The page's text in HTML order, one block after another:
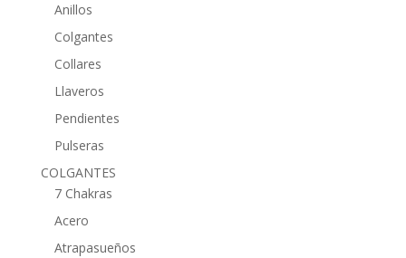
Anillos
Colgantes
Collares
Llaveros
Pendientes
Pulseras
COLGANTES
7 Chakras
Acero
Atrapasueños